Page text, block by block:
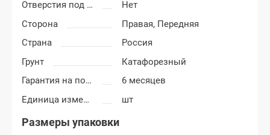
Отверстия под молдинг
Нет
Сторона
Правая, Передняя
Страна
Россия
Грунт
Катафорезный
Гарантия на покраску
6 месяцев
Единица измерения
шт
Размеры упаковки